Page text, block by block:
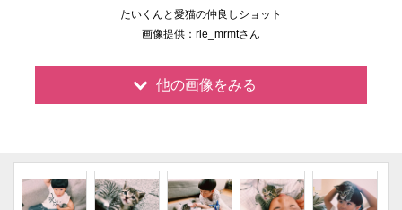
たいくんと愛猫の仲良しショット
画像提供：rie_mrmtさん
他の画像をみる